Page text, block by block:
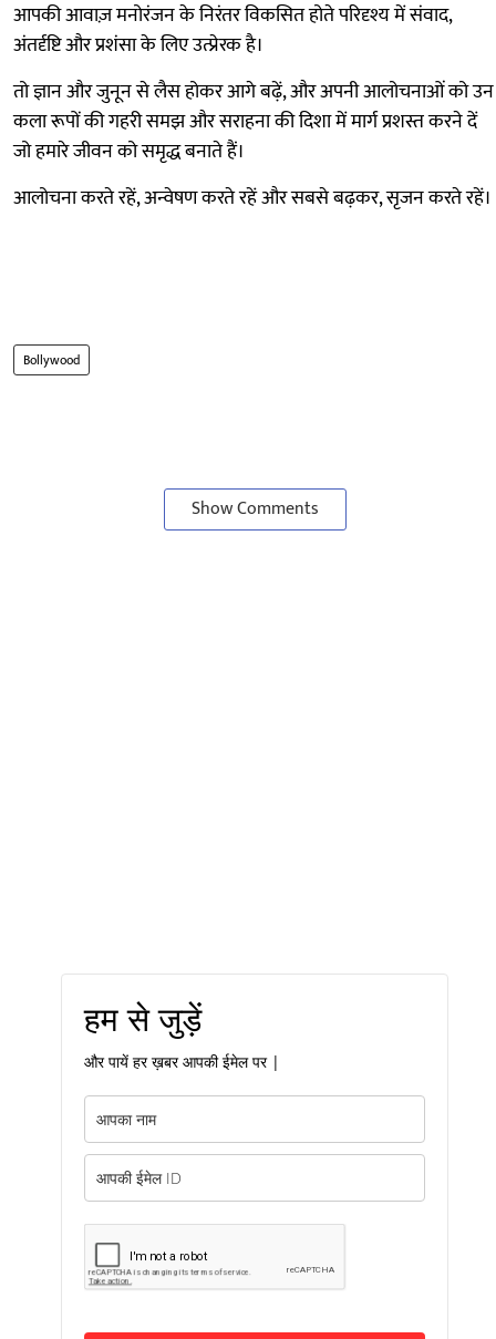
आपकी आवाज़ मनोरंजन के निरंतर विकसित होते परिदृश्य में संवाद,
अंतर्दृष्टि और प्रशंसा के लिए उत्प्रेरक है।
तो ज्ञान और जुनून से लैस होकर आगे बढ़ें, और अपनी आलोचनाओं को उन
कला रूपों की गहरी समझ और सराहना की दिशा में मार्ग प्रशस्त करने दें
जो हमारे जीवन को समृद्ध बनाते हैं।
आलोचना करते रहें, अन्वेषण करते रहें और सबसे बढ़कर, सृजन करते रहें।
Bollywood
Show Comments
हम से जुड़ें
और पायें हर ख़बर आपकी ईमेल पर |